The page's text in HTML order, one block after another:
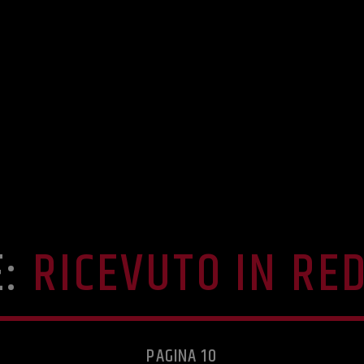
RICEVUTO IN
PAGINA 10